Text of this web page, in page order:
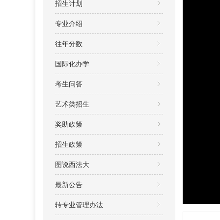
招生计划
专业介绍
往年分数
国际化办学
考生问答
艺术类招生
奖助政策
招生政策
图说西法大
最新公告
转专业管理办法